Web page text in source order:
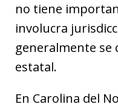
no tiene
involucra
generalmente se
estatal.
En Carolina del